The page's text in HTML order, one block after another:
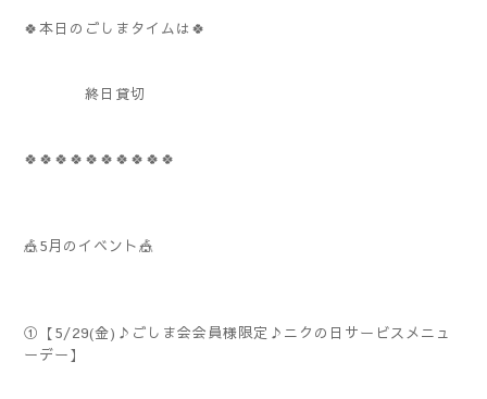
🍀本日のごしまタイムは🍀
終日貸切
🍀🍀🍀🍀🍀🍀🍀🍀🍀🍀
🎪5月のイベント🎪
①【5/29(金)♪ごしま会会員様限定♪ニクの日サービスメニュ
ーデー】